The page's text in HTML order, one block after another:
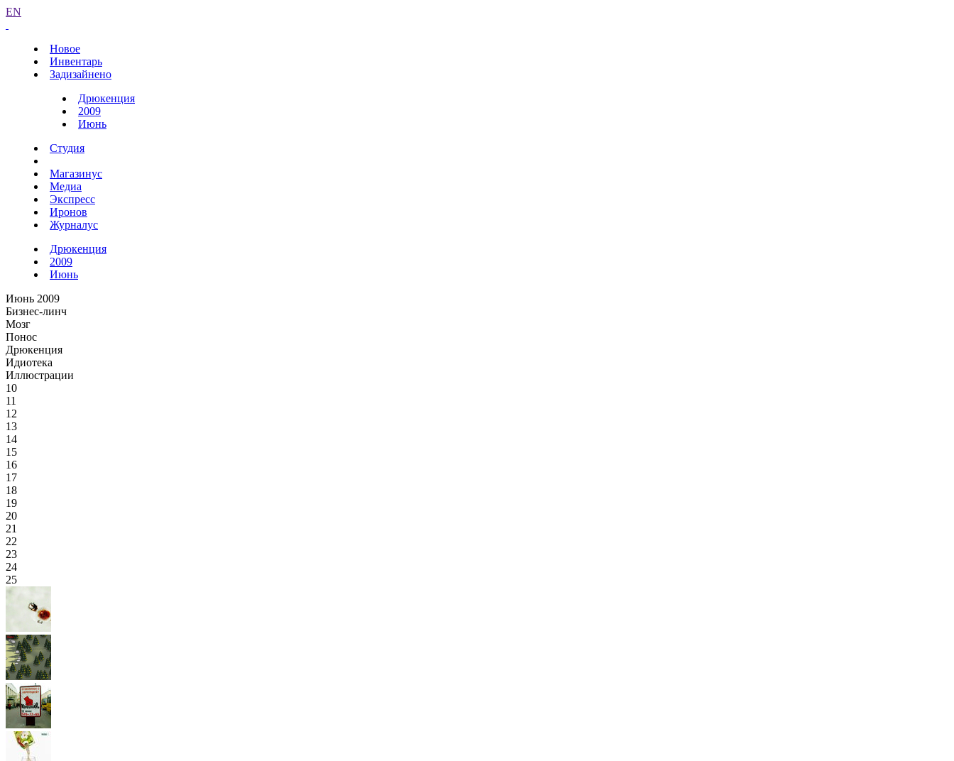
EN
Новое
Инвентарь
Задизайнено
Дрюкенция
2009
Июнь
Студия
Магазинус
Медиа
Экспресс
Иронов
Журналус
Дрюкенция
2009
Июнь
Июнь 2009
Бизнес-линч
Мозг
Понос
Дрюкенция
Идиотека
Иллюстрации
10
11
12
13
14
15
16
17
18
19
20
21
22
23
24
25